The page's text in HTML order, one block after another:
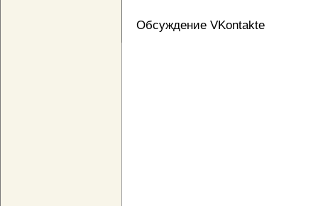
Обсуждение VKontakte